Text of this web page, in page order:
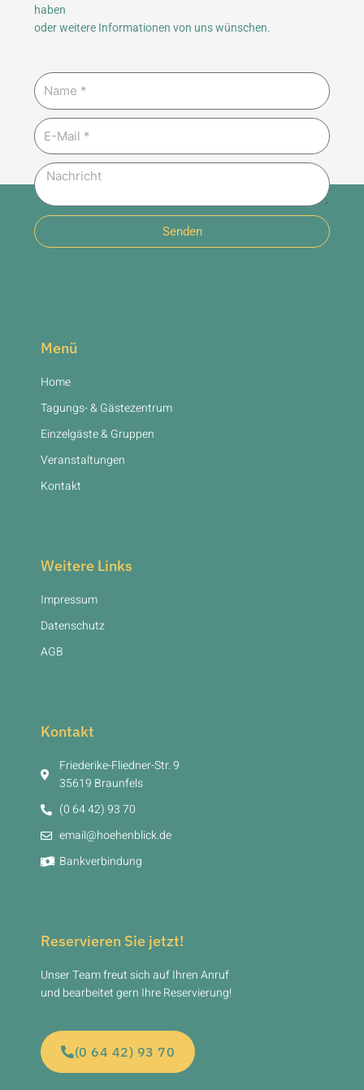
haben
oder weitere Informationen von uns wünschen.
Name
E-
Mail
Nachricht
Senden
Menü
Home
Tagungs- & Gästezentrum
Einzelgäste & Gruppen
Veranstaltungen
Kontakt
Weitere Links
Impressum
Datenschutz
AGB
Kontakt
Friederike-Fliedner-Str. 9
35619 Braunfels
(0 64 42) 93 70
email@hoehenblick.de
Bankverbindung
Reservieren Sie jetzt!
Unser Team freut sich auf Ihren Anruf
und bearbeitet gern Ihre Reservierung!
(0 64 42) 93 70